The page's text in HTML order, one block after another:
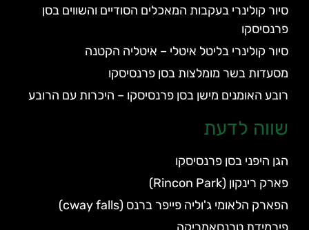
סיור קולינרי בעקבות המאכלים הסודיים והשווים בסן
פרנסיסקו
סיור קולינרי בליטל איטלי – איטליה הקטנה
מסעדות בשר מומלצות בסן פרנסיסקו
רובע האומנים מישן בסן פרנסיסקו – היכרות עם הרובע
שווה לדעת
הגן היפני בסן פרנסיסקו
פארק רינקון (Rincon Park)
הפארק הלאומי ג'וליה פייפר ברנס (cway falls)